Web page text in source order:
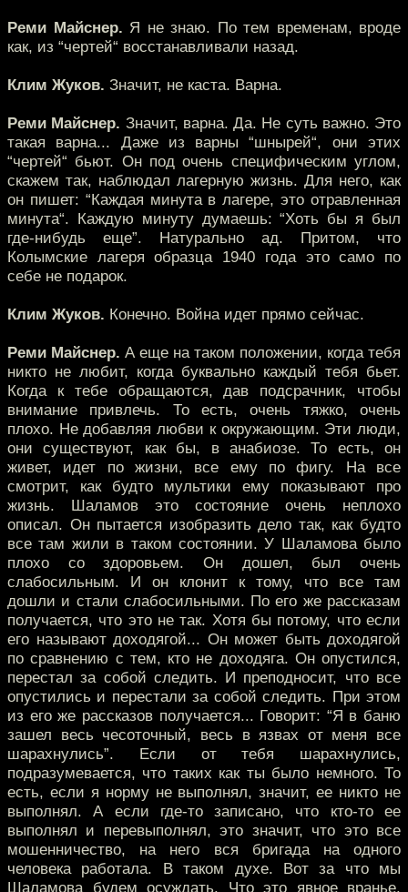
Реми Майснер. Я не знаю. По тем временам, вроде
как, из “чертей“ восстанавливали назад.
Клим Жуков. Значит, не каста. Варна.
Реми Майснер. Значит, варна. Да. Не суть важно. Это
такая варна... Даже из варны “шнырей“, они этих
“чертей“ бьют. Он под очень специфическим углом,
скажем так, наблюдал лагерную жизнь. Для него, как
он пишет: “Каждая минута в лагере, это отравленная
минута“. Каждую минуту думаешь: “Хоть бы я был
где-нибудь еще”. Натурально ад. Притом, что
Колымские лагеря образца 1940 года это само по
себе не подарок.
Клим Жуков. Конечно. Война идет прямо сейчас.
Реми Майснер. А еще на таком положении, когда тебя
никто не любит, когда буквально каждый тебя бьет.
Когда к тебе обращаются, дав подсрачник, чтобы
внимание привлечь. То есть, очень тяжко, очень
плохо. Не добавляя любви к окружающим. Эти люди,
они существуют, как бы, в анабиозе. То есть, он
живет, идет по жизни, все ему по фигу. На все
смотрит, как будто мультики ему показывают про
жизнь. Шаламов это состояние очень неплохо
описал. Он пытается изобразить дело так, как будто
все там жили в таком состоянии. У Шаламова было
плохо со здоровьем. Он дошел, был очень
слабосильным. И он клонит к тому, что все там
дошли и стали слабосильными. По его же рассказам
получается, что это не так. Хотя бы потому, что если
его называют доходягой... Он может быть доходягой
по сравнению с тем, кто не доходяга. Он опустился,
перестал за собой следить. И преподносит, что все
опустились и перестали за собой следить. При этом
из его же рассказов получается... Говорит: “Я в баню
зашел весь чесоточный, весь в язвах от меня все
шарахнулись”. Если от тебя шарахнулись,
подразумевается, что таких как ты было немного. То
есть, если я норму не выполнял, значит, ее никто не
выполнял. А если где-то записано, что кто-то ее
выполнял и перевыполнял, это значит, что это все
мошенничество, на него вся бригада на одного
человека работала. В таком духе. Вот за что мы
Шаламова будем осуждать. Что это явное вранье.